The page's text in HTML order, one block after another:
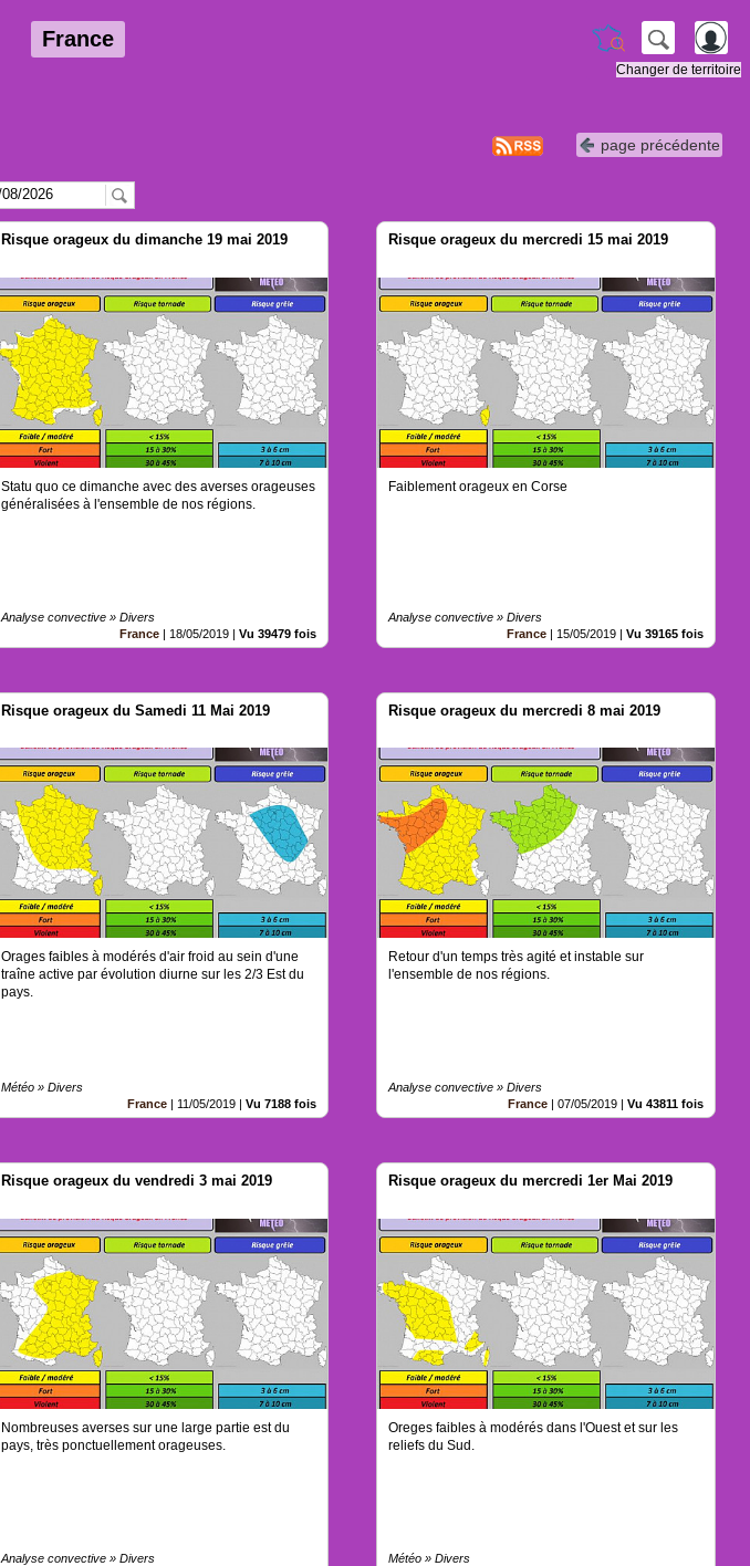
France
Changer de territoire
page précédente
Risque orageux du dimanche 19 mai 2019
Statu quo ce dimanche avec des averses orageuses
généralisées à l'ensemble de nos régions.
Analyse convective » Divers
France | 18/05/2019 |Vu 39479 fois
Risque orageux du mercredi 15 mai 2019
Faiblement orageux en Corse
Analyse convective » Divers
France | 15/05/2019 |Vu 39165 fois
Risque orageux du Samedi 11 Mai 2019
Orages faibles à modérés d'air froid au sein d'une
traîne active par évolution diurne sur les 2/3 Est du
pays.
Météo » Divers
France | 11/05/2019 |Vu 7188 fois
Risque orageux du mercredi 8 mai 2019
Retour d'un temps très agité et instable sur
l'ensemble de nos régions.
Analyse convective » Divers
France |07/05/2019 |Vu 43811 fois
Risque orageux du vendredi 3 mai 2019
Nombreuses averses sur une large partie est du
pays, très ponctuellement orageuses.
Analyse convective » Divers
Risque orageux du mercredi 1er Mai 2019
Oreges faibles à modérés dans l'Ouest et sur les
reliefs du Sud.
Météo » Divers